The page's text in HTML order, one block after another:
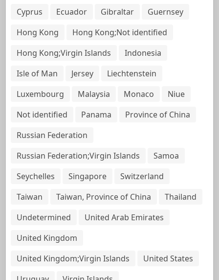
Cyprus
Ecuador Gibraltar
Guernsey
Hong Kong
Hong Kong;Not identified
Hong Kong;Virgin Islands
Indonesia
Isle of Man
Jersey
Liechtenstein
Luxembourg
Malaysia Monaco
Niue
Not identified
Panama
Province of China
Russian Federation
Russian Federation;Virgin Islands
Samoa
Seychelles
Singapore
Switzerland
Taiwan
Taiwan, Province of China
Thailand
Undetermined
United Arab Emirates
United Kingdom
United Kingdom;Virgin Islands
United States